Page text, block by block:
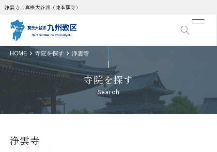
浄雲寺｜真宗大谷派（東本願寺）
HOME 寺院を探す 浄雲寺
寺院を探す
Search
浄雲寺